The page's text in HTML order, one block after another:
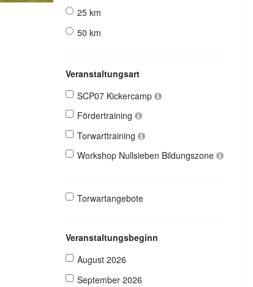
25 km
50 km
Veranstaltungsart
SCP07 Kickercamp
Fördertraining
Torwarttraining
Workshop Nullsieben Bildungszone
Torwartangebote
Veranstaltungsbeginn
August 2026
September 2026